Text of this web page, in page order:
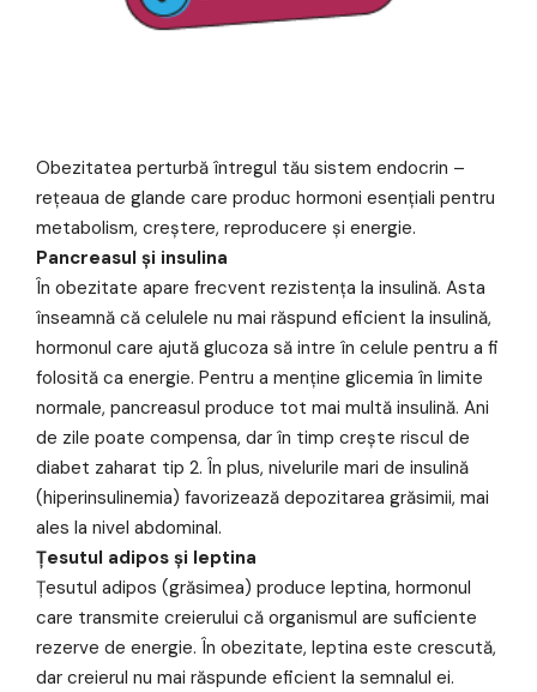
Obezitatea perturbă întregul tău sistem endocrin –
rețeaua de glande care produc hormoni esențiali pentru
metabolism, creștere, reproducere și energie.
Pancreasul și insulina
În obezitate apare frecvent rezistența la insulină. Asta
înseamnă că celulele nu mai răspund eficient la insulină,
hormonul care ajută glucoza să intre în celule pentru a fi
folosită ca energie. Pentru a menține glicemia în limite
normale, pancreasul produce tot mai multă insulină. Ani
de zile poate compensa, dar în timp crește riscul de
diabet zaharat tip 2. În plus, nivelurile mari de insulină
(hiperinsulinemia) favorizează depozitarea grăsimii, mai
ales la nivel abdominal.
Țesutul adipos și leptina
Țesutul adipos (grăsimea) produce leptina, hormonul
care transmite creierului că organismul are suficiente
rezerve de energie. În obezitate, leptina este crescută,
dar creierul nu mai răspunde eficient la semnalul ei.